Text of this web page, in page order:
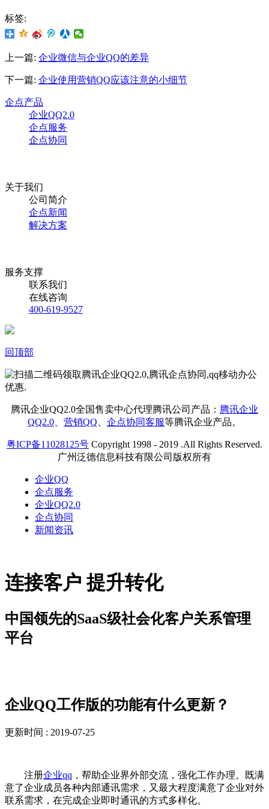
标签:
上一篇: 企业微信与企业QQ的差异
下一篇: 企业使用营销QQ应该注意的小细节
企点产品
企业QQ2.0
企点服务
企点协同
关于我们
公司简介
企点新闻
解决方案
服务支撑
联系我们
在线咨询
400-619-9527
回顶部
腾讯企业QQ2.0全国售卖中心代理腾讯公司产品： 腾讯企业
QQ2.0
营销QQ 企点协同客服等腾讯企业产品。
粤ICP备11028125号 Copyright 1998 - 2019 .All Rights Reserved.
广州泛德信息科技有限公司版权所有
企业QQ
企点服务
企业QQ2.0
企点协同
新闻资讯
连接客户 提升转化
中国领先的SaaS级社会化客户关系管理
平台
企业QQ工作版的功能有什么更新？
更新时间 : 2019-07-25
注册企业qq ，帮助企业界外部交流，强化工作办理。既满
意了企业成员各种内部通讯需求，又最大程度满意了企业对外
联系需求，在完成企业即时通讯的方式多样化。